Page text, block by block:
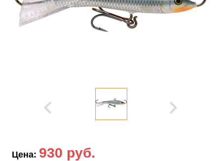
Цена: 930 руб.